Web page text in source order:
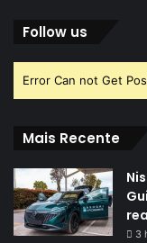
Follow us
Error Can not Get
Mais Recente
3